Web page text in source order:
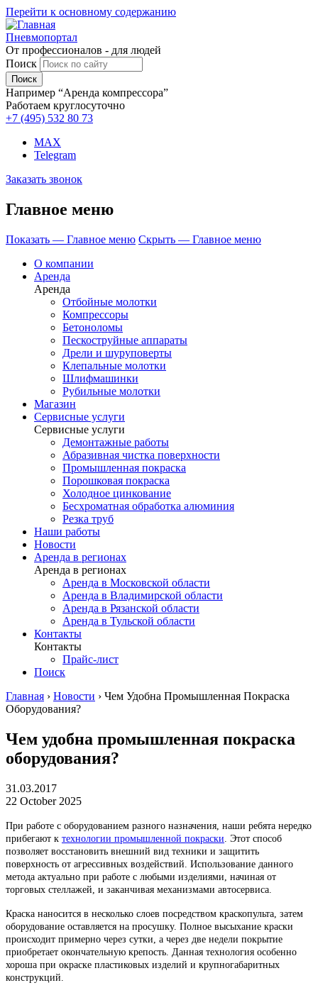
Перейти к основному содержанию
Пневмопортал
От профессионалов - для людей
Поиск
Например “Аренда компрессора”
Работаем круглосуточно
+7 (495) 532 80 73
MAX
Telegram
Заказать звонок
Главное меню
Показать — Главное меню Скрыть — Главное меню
О компании
Аренда
Аренда
Отбойные молотки
Компрессоры
Бетоноломы
Пескоструйные аппараты
Дрели и шуруповерты
Клепальные молотки
Шлифмашинки
Рубильные молотки
Магазин
Сервисные услуги
Сервисные услуги
Демонтажные работы
Абразивная чистка поверхности
Промышленная покраска
Порошковая покраска
Холодное цинкование
Бесхроматная обработка алюминия
Резка труб
Наши работы
Новости
Аренда в регионах
Аренда в регионах
Аренда в Московской области
Аренда в Владимирской области
Аренда в Рязанской области
Аренда в Тульской области
Контакты
Контакты
Прайс-лист
Поиск
Главная › Новости › Чем Удобна Промышленная Покраска
Оборудования?
Чем удобна промышленная покраска
оборудования?
31.03.2017
22 October 2025
При работе с оборудованием разного назначения, наши ребята нередко
прибегают к технологии промышленной покраски . Этот способ
позволяет восстановить внешний вид техники и защитить
поверхность от агрессивных воздействий. Использование данного
метода актуально при работе с любыми изделиями, начиная от
торговых стеллажей, и заканчивая механизмами автосервиса.
Краска наносится в несколько слоев посредством краскопульта, затем
оборудование оставляется на просушку. Полное высыхание краски
происходит примерно через сутки, а через две недели покрытие
приобретает окончательную крепость. Данная технология особенно
хороша при окраске пластиковых изделий и крупногабаритных
конструкций.